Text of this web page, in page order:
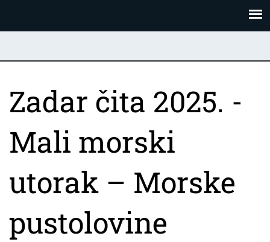
Zadar čita 2025. -
Mali morski
utorak – Morske
pustolovine